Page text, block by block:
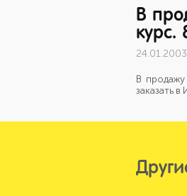
В
курс.
24.01.2003
В
заказать